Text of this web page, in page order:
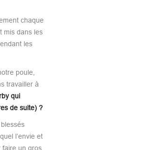
chaque
mis dans les
les
poule,
travailler à
qui
de suite) ?
l’envie et
faire un gros